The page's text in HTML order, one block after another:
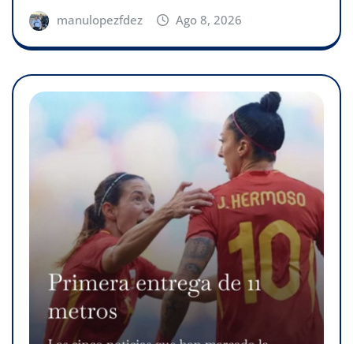
manulopezfdez Ago 8, 2026